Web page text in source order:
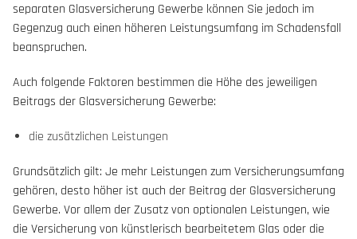
separaten Glasversicherung Gewerbe können Sie jedoch im
Gegenzug auch einen höheren Leistungsumfang im Schadensfall
beanspruchen.
Auch folgende Faktoren bestimmen die Höhe des jeweiligen
Beitrags der Glasversicherung Gewerbe:
die zusätzlichen Leistungen
Grundsätzlich gilt: Je mehr Leistungen zum Versicherungsumfang
gehören, desto höher ist auch der Beitrag der Glasversicherung
Gewerbe. Vor allem der Zusatz von optionalen Leistungen, wie
die Versicherung von künstlerisch bearbeitetem Glas oder die